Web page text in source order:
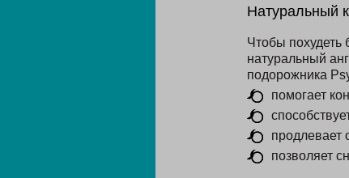
Натуральный
Чтобы похудеть
натуральный
подорожника
помогает
продлевает
позволяет